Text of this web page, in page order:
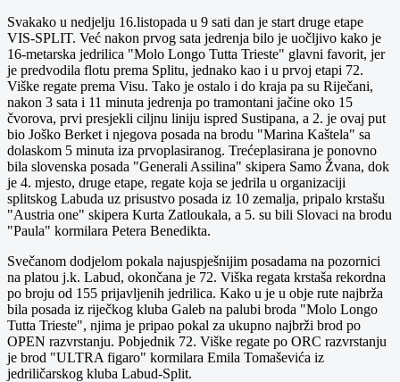
Svakako u nedjelju 16.listopada u 9 sati dan je start druge etape
VIS-SPLIT. Već nakon prvog sata jedrenja bilo je uočljivo kako je
16-metarska jedrilica "Molo Longo Tutta Trieste" glavni favorit, jer
je predvodila flotu prema Splitu, jednako kao i u prvoj etapi 72.
Viške regate prema Visu. Tako je ostalo i do kraja pa su Riječani,
nakon 3 sata i 11 minuta jedrenja po tramontani jačine oko 15
čvorova, prvi presjekli ciljnu liniju ispred Sustipana, a 2. je ovaj put
bio Joško Berket i njegova posada na brodu "Marina Kaštela" sa
dolaskom 5 minuta iza prvoplasiranog. Trećeplasirana je ponovno
bila slovenska posada "Generali Assilina" skipera Samo Žvana, dok
je 4. mjesto, druge etape, regate koja se jedrila u organizaciji
splitskog Labuda uz prisustvo posada iz 10 zemalja, pripalo krstašu
"Austria one" skipera Kurta Zatloukala, a 5. su bili Slovaci na brodu
"Paula" kormilara Petera Benedikta.
Svečanom dodjelom pokala najuspješnijim posadama na pozornici
na platou j.k. Labud, okončana je 72. Viška regata krstaša rekordna
po broju od 155 prijavljenih jedrilica. Kako u je u obje rute najbrža
bila posada iz riječkog kluba Galeb na palubi broda "Molo Longo
Tutta Trieste", njima je pripao pokal za ukupno najbrži brod po
OPEN razvrstanju. Pobjednik 72. Viške regate po ORC razvrstanju
je brod "ULTRA figaro" kormilara Emila Tomaševića iz
jedriličarskog kluba Labud-Split.